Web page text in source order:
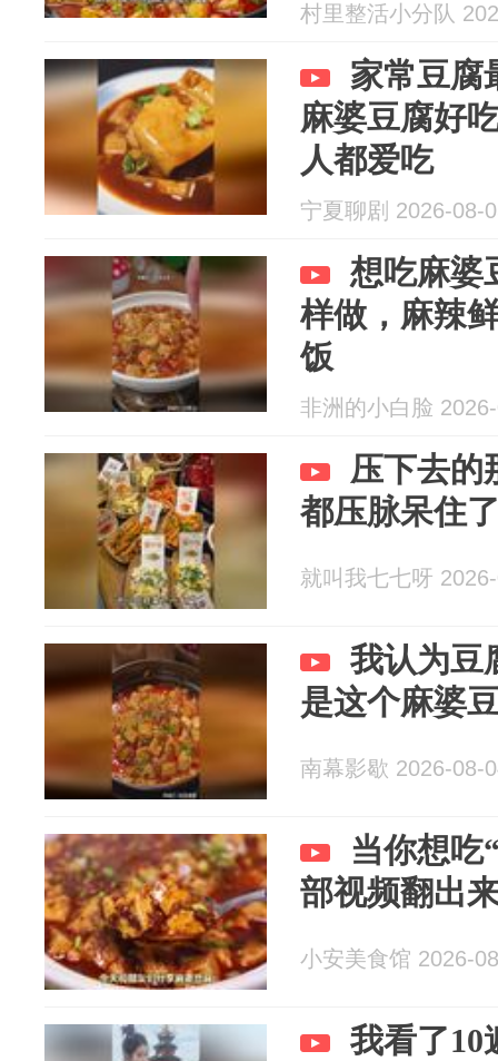
村里整活小分队
家常豆腐
麻婆豆腐好
人都爱吃
宁夏聊剧 2026-08-
想吃麻婆
样做，麻辣
饭
非洲的小白脸
压下去
都压脉呆住
就叫我七七呀
我认为豆
是这个麻婆
南幕影歇 2026-08-
当你想吃
部视频翻出
小安美食馆 2026-
我看了10